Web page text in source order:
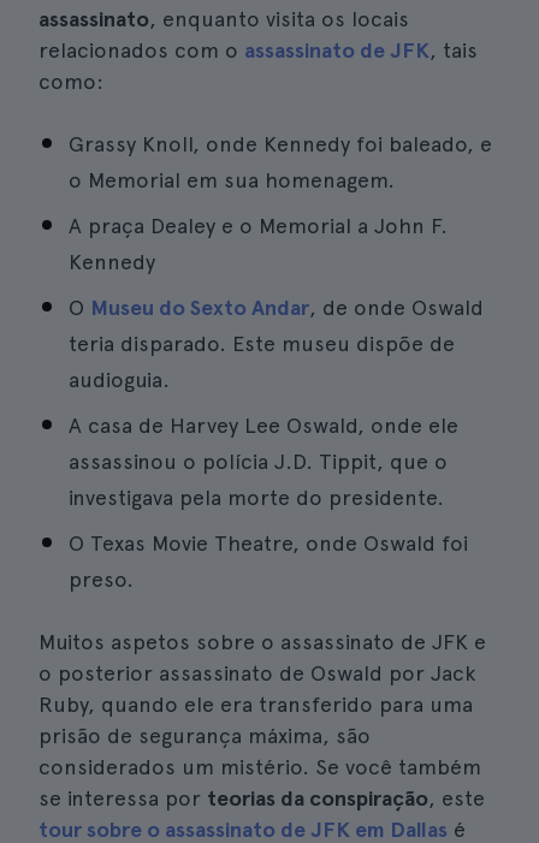
assassinato, enquanto visita os locais
relacionados com o assassinato de JFK, tais
como:
Grassy Knoll, onde Kennedy foi baleado, e
o Memorial em sua homenagem.
A praça Dealey e o Memorial a John F.
Kennedy
O Museu do Sexto Andar, de onde Oswald
teria disparado. Este museu dispõe de
audioguia.
A casa de Harvey Lee Oswald, onde ele
assassinou o polícia J.D. Tippit, que o
investigava pela morte do presidente.
O Texas Movie Theatre, onde Oswald foi
preso.
Muitos aspetos sobre o assassinato de JFK e
o posterior assassinato de Oswald por Jack
Ruby, quando ele era transferido para uma
prisão de segurança máxima, são
considerados um mistério. Se você também
se interessa por teorias da conspiração, este
tour sobre o assassinato de JFK em Dallas é